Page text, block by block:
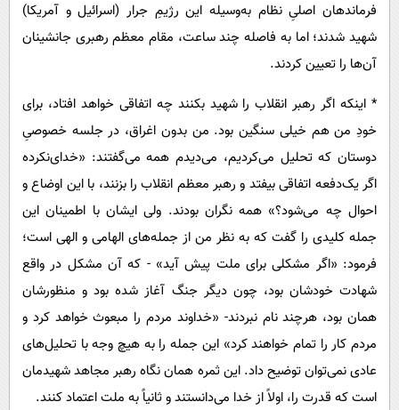
فرماندهان اصلیِ نظام به‌وسیله این رژیمِ جرار (اسرائیل و آمریکا)
شهید شدند؛ اما به فاصله چند ساعت، مقام معظم رهبری جانشینان
آن‌ها را تعیین کردند.
* اینکه اگر رهبر انقلاب را شهید بکنند چه اتفاقی خواهد افتاد، برای
خودِ من هم خیلی سنگین بود. من بدون اغراق، در جلسه خصوصیِ
دوستان که تحلیل می‌کردیم، می‌دیدم همه می‌گفتند: «خدای‌نکرده
اگر یک‌دفعه اتفاقی بیفتد و رهبر معظم انقلاب را بزنند، با این اوضاع و
احوال چه می‌شود؟» همه نگران بودند. ولی ایشان با اطمینان این
جمله کلیدی را گفت که به نظر من از جمله‌های الهامی و الهی است؛
فرمود: «اگر مشکلی برای ملت پیش آید» - که آن مشکل در واقع
شهادت خودشان بود، چون دیگر جنگ آغاز شده بود و منظورشان
همان بود، هرچند نام نبردند- «خداوند مردم را مبعوث خواهد کرد و
مردم کار را تمام خواهند کرد» این جمله را به هیچ وجه با تحلیل‌های
عادی نمی‌توان توضیح داد. این ثمره همان نگاه رهبر مجاهد شهیدمان
است که قدرت را، اولاً از خدا می‌دانستند و ثانیاً به ملت اعتماد کنند.